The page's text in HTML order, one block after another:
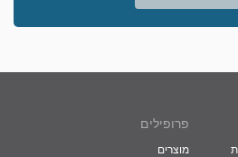
פרופילים
מוצרים